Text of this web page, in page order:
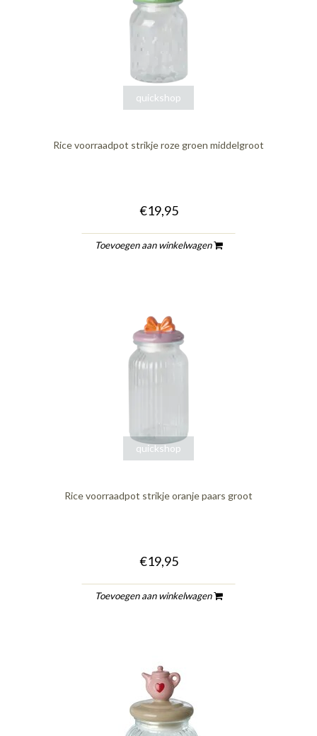
quickshop
Rice voorraadpot strikje roze groen middelgroot
€19,95
Toevoegen aan winkelwagen
quickshop
Rice voorraadpot strikje oranje paars groot
€19,95
Toevoegen aan winkelwagen